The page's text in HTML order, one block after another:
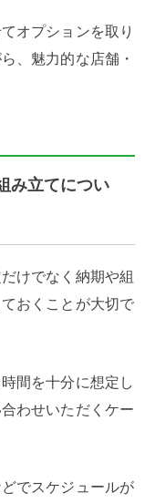
オプションを取り
、魅力的な店舗・
み立てについ
けでなく納期や組
おくことが大切で
間を十分に想定し
わせいただくケー
でスケジュールが